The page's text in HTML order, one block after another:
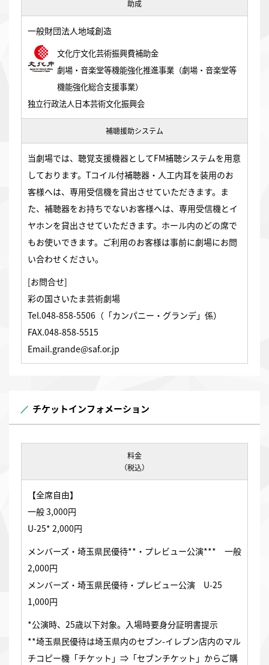
助成
一般財団法人地域創造
文化庁文化芸術振興費補助金
劇場・音楽堂等機能強化推進事業（劇場・音楽堂等
機能強化総合支援事業）
独立行政法人日本芸術文化振興会
補聴援助システム
当劇場では、聴覚支援機器としてFM補聴システムを用意
しております。Tコイル付補聴器・人工内耳を装用のお
客様へは、専用受信機を貸出させていただきます。ま
た、補聴器をお持ちでないお客様へは、専用受信機とイ
ヤホンを貸出させていただきます。ホール内のどの席で
もお使いできます。ご利用のお客様は事前に劇場にお問
い合わせください。
[お問合せ]
彩の国さいたま芸術劇場
Tel.048-858-5506（「カンパニー・グランデ」係）
FAX.048-858-5515
Email.grande@saf.or.jp
チケットインフォメーション
料金
（税込）
【全席自由】
一般 3,000円
U-25* 2,000円
メンバーズ・埼玉県民優待**・プレビュー公演*** 一般
2,000円
メンバーズ・埼玉県民優待・プレビュー公演 U-25
1,000円
*公演時、25歳以下対象。入場時要身分証明書提示
**埼玉県民優待は埼玉県内のセブン-イレブン店内のマル
チコピー機「チケット」⇒「セブンチケット」からご購